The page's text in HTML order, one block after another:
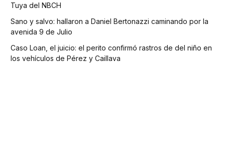
Tuya del NBCH
Sano y salvo: hallaron a Daniel Bertonazzi caminando por la
avenida 9 de Julio
Caso Loan, el juicio: el perito confirmó rastros de del niño en
los vehículos de Pérez y Caillava